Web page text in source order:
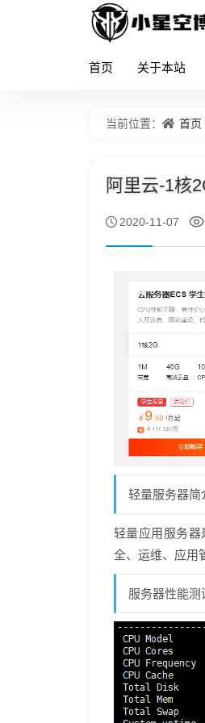
首页 关于本站
当前位置： 首页
阿里云-1核
2020-11-07
轻量服务器简
轻量应用服务
全、运维、应用
服务器性能测